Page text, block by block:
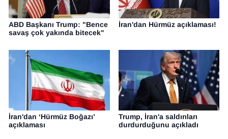
ABD Başkanı Trump: "Bence
savaş çok yakında bitecek"
İran'dan Hürmüz açıklaması!
İran'dan ‘Hürmüz Boğazı’
açıklaması
Trump, İran'a saldırıları
durdurduğunu açıkladı